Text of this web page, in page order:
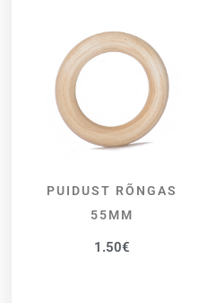
LISA KORVI
PUIDUST RÕNGAS
55MM
1.50€